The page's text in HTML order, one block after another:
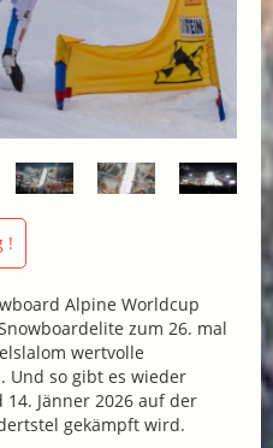
!
Alpine Worldcup
zum 26. mal
wertvolle
Und so gibt es wieder
Jänner 2026 auf der
gekämpft wird.